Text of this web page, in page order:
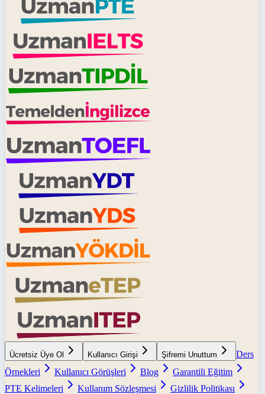
Ücretsiz Üye Ol Kullanıcı Girişi Şifremi Unuttum
Ders
Örnekleri
Kullanıcı Görüşleri Blog
Garantili Eğitim
PTE Kelimeleri
Kullanım Sözleşmesi
Gizlilik Politikası